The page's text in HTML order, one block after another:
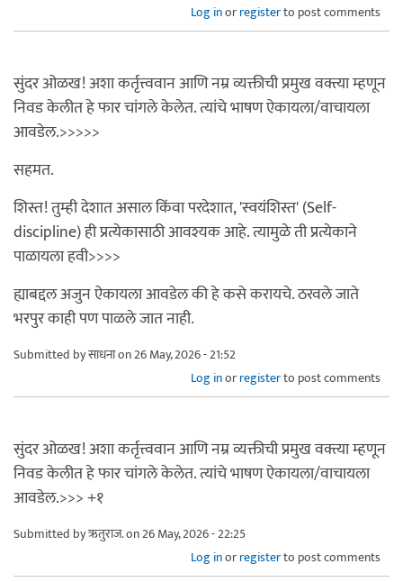
Log inorregisterto post comments
सुंदर ओळख! अशा कर्तृत्त्ववान आणि नम्र व्यक्तीची प्रमुख वक्त्या म्हणून
निवड केलीत हे फार चांगले केलेत. त्यांचे भाषण ऐकायला/वाचायला
आवडेल.>>>>>
सहमत.
शिस्त! तुम्ही देशात असाल किंवा परदेशात, 'स्वयंशिस्त' (Self-
discipline) ही प्रत्येकासाठी आवश्यक आहे. त्यामुळे ती प्रत्येकाने
पाळायला हवी>>>>
ह्याबद्दल अजुन ऐकायला आवडेल की हे कसे करायचे. ठरवले जाते
भरपुर काही पण पाळले जात नाही.
Submitted byसाधनाon 26 May, 2026 - 21:52
Log inorregisterto post comments
सुंदर ओळख! अशा कर्तृत्त्ववान आणि नम्र व्यक्तीची प्रमुख वक्त्या म्हणून
निवड केलीत हे फार चांगले केलेत. त्यांचे भाषण ऐकायला/वाचायला
आवडेल.>>> +१
Submitted byऋतुराज.on 26 May, 2026 - 22:25
Log inorregisterto post comments